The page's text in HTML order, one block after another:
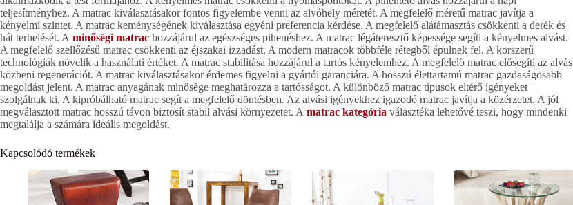
teljesítményhez. A matrac kiválasztásakor fontos figyelembe venni az alvóhely méretét. A megfelelő méretű matrac javítja a
kényelmi szintet. A matrac keménységének kiválasztása egyéni preferencia kérdése. A megfelelő alátámasztás csökkenti a derék és
hát terhelését. A minőségi matrac hozzájárul az egészséges pihenéshez. A matrac légáteresztő képessége segíti a kényelmes alvást.
A megfelelő szellőzésű matrac csökkenti az éjszakai izzadást. A modern matracok többféle rétegből épülnek fel. A korszerű
technológiák növelik a használati értéket. A matrac stabilitása hozzájárul a tartós kényelemhez. A megfelelő matrac elősegíti az alvás
közbeni regenerációt. A matrac kiválasztásakor érdemes figyelni a gyártói garanciára. A hosszú élettartamú matrac gazdaságosabb
megoldást jelent. A matrac anyagának minősége meghatározza a tartósságot. A különböző matrac típusok eltérő igényeket
szolgálnak ki. A kipróbálható matrac segít a megfelelő döntésben. Az alvási igényekhez igazodó matrac javítja a közérzetet. A jól
megválasztott matrac hosszú távon biztosít stabil alvási környezetet. A matrac kategória választéka lehetővé teszi, hogy mindenki
megtalálja a számára ideális megoldást.
Kapcsolódó termékek